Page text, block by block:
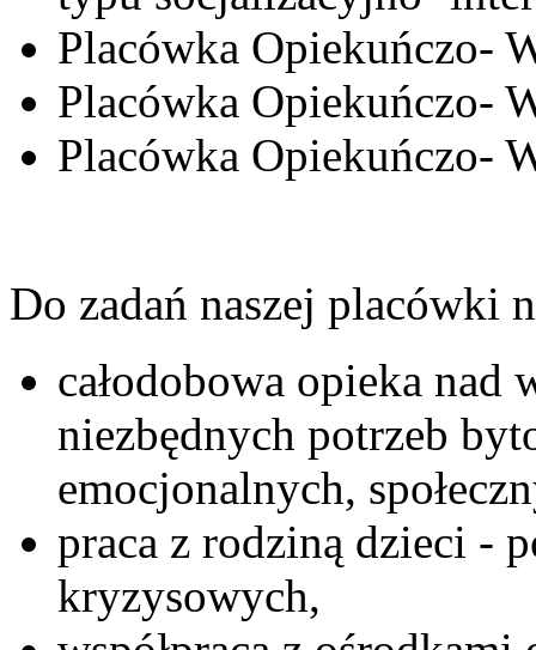
Placówka Opiekuńczo-
Placówka Opiekuńczo-
Placówka Opiekuńczo-
Do zadań naszej placówki
całodobowa opieka nad
niezbędnych potrzeb
emocjonalnych,
praca z rodziną dzieci -
kryzysowych,